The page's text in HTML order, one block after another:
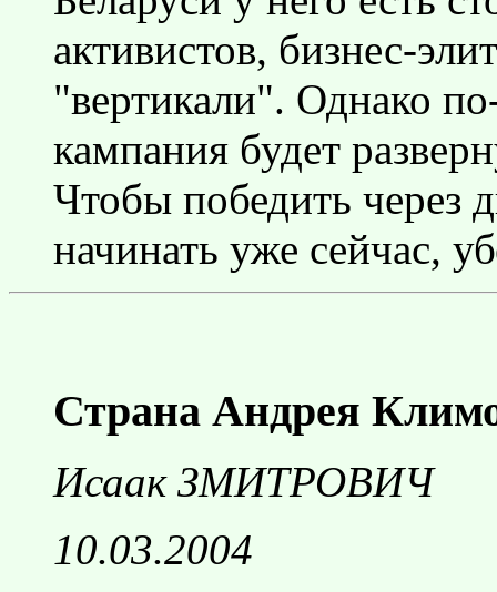
активистов, бизнес-
"вертикали". Однако
кампания будет
Чтобы победить через
начинать уже сейчас,
Страна Андрея
Исаак ЗМИТРОВИЧ
10.03.2004